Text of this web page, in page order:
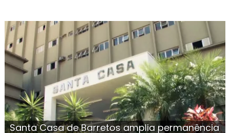
Santa Casa de Barretos amplia permanência